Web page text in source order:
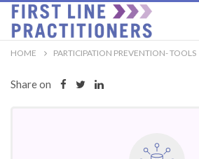
HOME PARTICIPATION PREVENTION- TOOLS
Share on